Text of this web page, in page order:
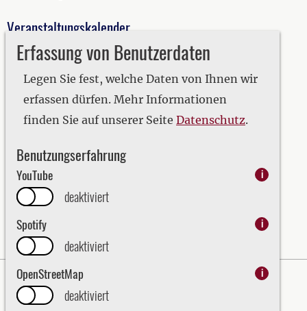
Erfassung von Benutzerdaten
Legen Sie fest, welche Daten von Ihnen wir
erfassen dürfen. Mehr Informationen
finden Sie auf unserer Seite Datenschutz.
Benutzungserfahrung
YouTube i
deaktiviert
Spotify
i
deaktiviert
OpenStreetMap
i
deaktiviert
Veranstaltungskalender
2019
2020
2021
2022
2024
2025
2026
Impressum
Datenschutz